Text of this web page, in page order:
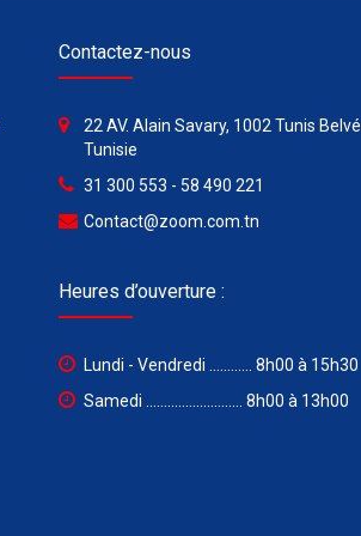
Contactez-nous
22 AV. Alain Savary, 1002 Tunis
Tunisie
31 300 553 - 58 490 221
Contact@zoom.com.tn
Heures d’ouverture :
Lundi - Vendredi ............ 8h00 à 15h30
Samedi ........................... 8h00 à 13h00